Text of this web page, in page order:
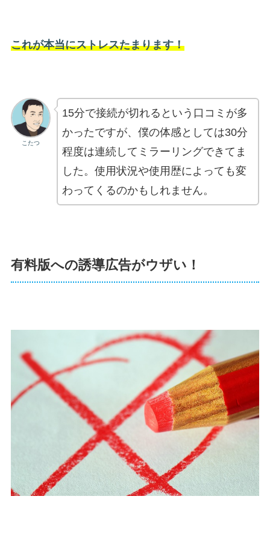
これが本当にストレスたまります！
こたつ
15分で接続が切れるという口コミが多
かったですが、僕の体感としては30分
程度は連続してミラーリングできてま
した。使用状況や使用歴によっても変
わってくるのかもしれません。
有料版への誘導広告がウザい！